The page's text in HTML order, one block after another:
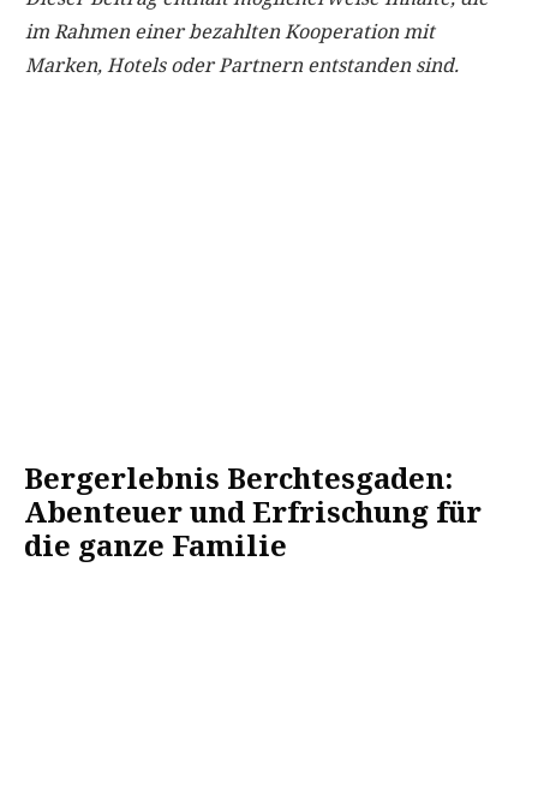
im Rahmen einer bezahlten Kooperation mit
Marken, Hotels oder Partnern entstanden sind.
Bergerlebnis Berchtesgaden:
Abenteuer und Erfrischung für
die ganze Familie